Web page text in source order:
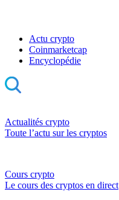
Actu crypto
Coinmarketcap
Encyclopédie
Actualités crypto
Toute l’actu sur les cryptos
Cours crypto
Le cours des cryptos en direct